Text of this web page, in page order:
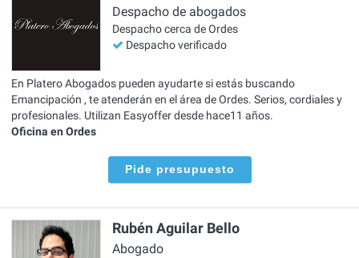
Despacho de abogados
Despacho cerca de Ordes
Despacho verificado
En Platero Abogados pueden ayudarte si estás buscando
Emancipación , te atenderán en el área de Ordes. Serios, cordiales y
profesionales. Utilizan Easyoffer desde hace11 años.
Oficina en Ordes
Pide presupuesto
Rubén Aguilar Bello
Abogado